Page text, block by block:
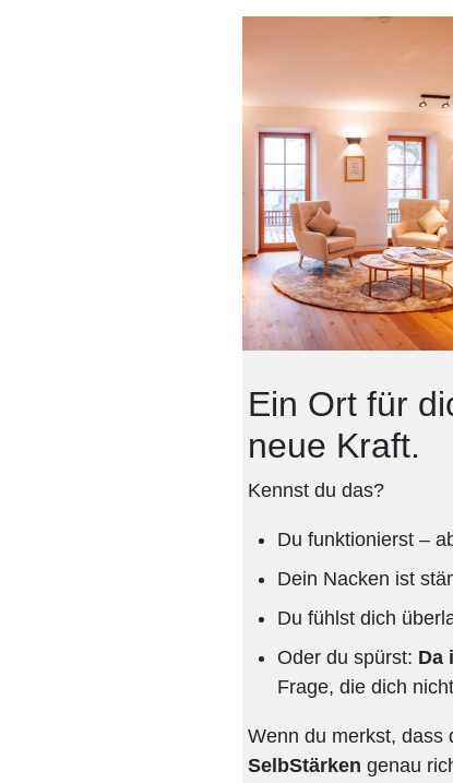
Ein Ort für
neue Kraft.
Kennst du das?
Du funktionierst –
Dein Nacken ist
Du fühlst dich
Oder du spürst: Da
Frage, die dich
Wenn du merkst, dass
SelbStärken genau